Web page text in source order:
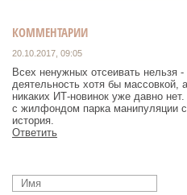
КОММЕНТАРИИ
20.10.2017, 09:05
Всех ненужных отсеивать нельзя
деятельность хотя бы массовкой,
никаких ИТ-новинок уже давно
с жилфондом парка манипуляции
история.
Ответить